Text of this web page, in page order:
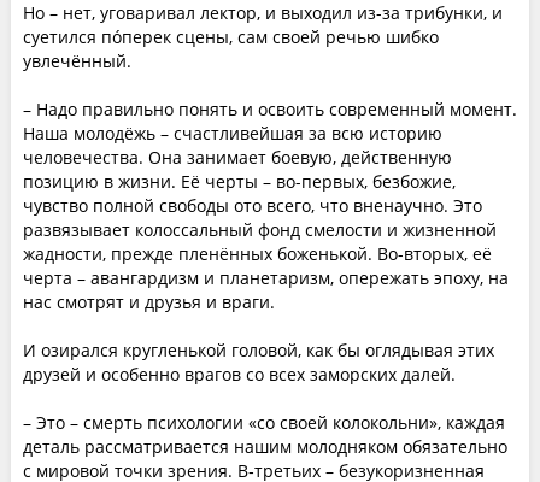
Но – нет, уговаривал лектор, и выходил из-за трибунки, и
суетился пóперек сцены, сам своей речью шибко
увлечённый.
– Надо правильно понять и освоить современный момент.
Наша молодёжь – счастливейшая за всю историю
человечества. Она занимает боевую, действенную
позицию в жизни. Её черты – во-первых, безбожие,
чувство полной свободы ото всего, что вненаучно. Это
развязывает колоссальный фонд смелости и жизненной
жадности, прежде пленённых боженькой. Во-вторых, её
черта – авангардизм и планетаризм, опережать эпоху, на
нас смотрят и друзья и враги.
И озирался кругленькой головой, как бы оглядывая этих
друзей и особенно врагов со всех заморских далей.
– Это – смерть психологии «со своей колокольни», каждая
деталь рассматривается нашим молодняком обязательно
с мировой точки зрения. В‑третьих – безукоризненная